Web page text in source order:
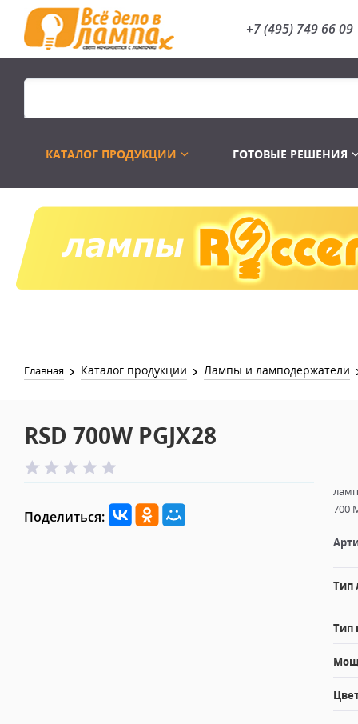
+7 (495) 749 66 09
КАТАЛОГ ПРОДУКЦИИ
Распродажа Лампы
ГОТОВЫЕ РЕШЕНИЯ
Главная Каталог продукции Лампы и ламподержатели
RSD 700W PGJX28
Поделиться:
700
Тип
Тип